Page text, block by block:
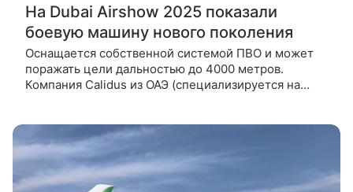
На Dubai Airshow 2025 показали
боевую машину нового поколения
Оснащается собственной системой ПВО и может
поражать цели дальностью до 4000 метров.
Компания Calidus из ОАЭ (специализируется на